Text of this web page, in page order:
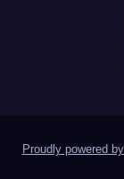
Proudly powered